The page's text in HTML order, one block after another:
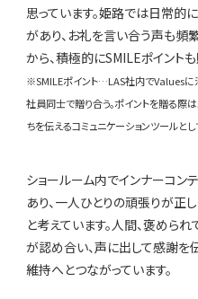
思っています。姫路では日常的
があり、お礼を言い合う声も頻
から、積極的にSMILEポイントも
※SMILEポイント…LAS社内でValuesに
社員同士で贈り合う。ポイントを贈る際
ちを伝えるコミュニケーションツールとし
ショールーム内でインナーコン
あり、一人ひとりの頑張りが正
と考えています。人間、褒めら
が認め合い、声に出して感謝を
維持へとつながっています。